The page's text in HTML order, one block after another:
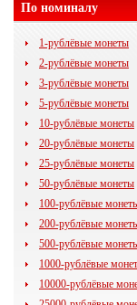
По номиналу
1-рублёвые монеты
2-рублёвые монеты
3-рублёвые монеты
5-рублёвые монеты
10-рублёвые монеты
20-рублёвые монеты
25-рублёвые монеты
50-рублёвые монеты
100-рублёвые
200-рублёвые
500-рублёвые
1000-рублёвые
10000-рублёвые